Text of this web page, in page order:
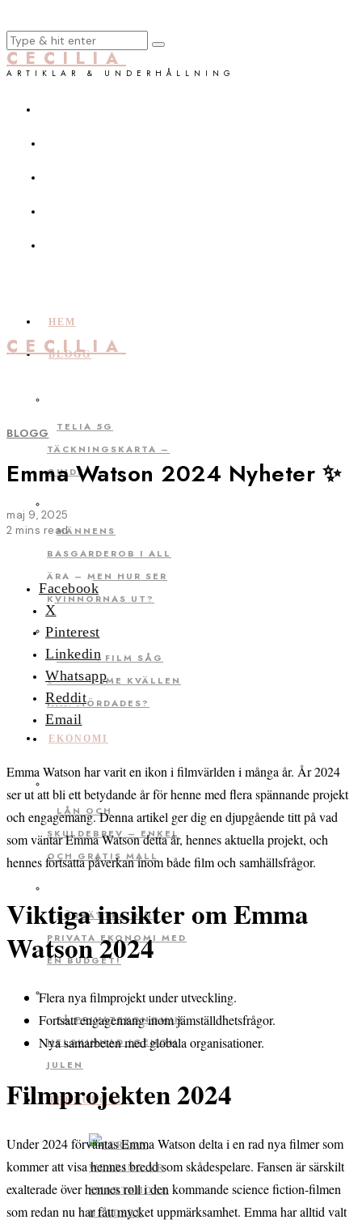
CECILIA
ARTIKLAR & UNDERHÅLLNING
HEM
BLOGG
TELIA 5G
TÄCKNINGSKARTA –
GUIDE
MÄNNENS
BASGARDEROB I ALL
ÄRA – MEN HUR SER
KVINNORNAS UT?
VILKEN FILM SÅG
OLOF PALME KVÄLLEN
HAN MÖRDADES?
EKONOMI
LÅN OCH
SKULDEBREV – ENKEL
OCH GRATIS MALL
FÖRBÄTTRA DIN
PRIVATA EKONOMI MED
EN BUDGET!
FÅ PRIVATEKONOMIN
HELSKINNAD IGENOM
JULEN
TEKNOLOGI
CECILIA
BLOGG
Emma Watson 2024 Nyheter ✨
maj 9, 2025
2 mins read
Facebook
X
Pinterest
Linkedin
Whatsapp
Reddit
Email
Emma Watson har varit en ikon i filmvärlden i många år. År 2024
ser ut att bli ett betydande år för henne med flera spännande projekt
och engagemang. Denna artikel ger dig en djupgående titt på vad
som väntar Emma Watson detta år, hennes aktuella projekt, och
hennes fortsatta påverkan inom både film och samhällsfrågor.
Viktiga insikter om Emma
Watson 2024
Flera nya filmprojekt under utveckling.
Fortsatt engagemang inom jämställdhetsfrågor.
Nya samarbeten med globala organisationer.
Filmprojekten 2024
Under 2024 förväntas Emma Watson delta i en rad nya filmer som
kommer att visa hennes bredd som skådespelare. Fansen är särskilt
exalterade över hennes roll i den kommande science fiction-filmen
som redan nu har fått mycket uppmärksamhet. Emma har alltid valt